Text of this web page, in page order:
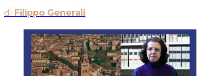
di Filippo Generali